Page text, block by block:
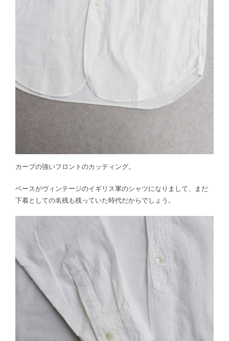
カーブの強いフロントのカッティング。
ベースがヴィンテージのイギリス軍のシャツになりまして、まだ
下着としての名残も残っていた時代だからでしょう。